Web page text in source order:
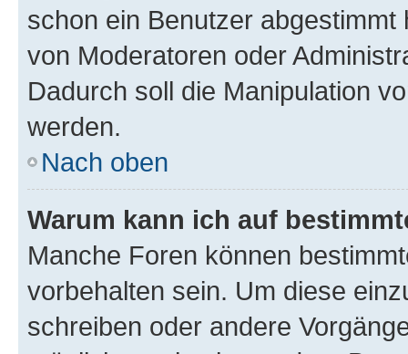
schon ein Benutzer
von Moderatoren oder
Dadurch soll die Manipulation
werden.
Nach oben
Warum kann ich auf
Manche Foren können
vorbehalten sein. Um diese
schreiben oder andere